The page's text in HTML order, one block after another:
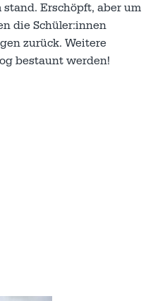
Erschöpft, aber um
die Schüler:innen
zurück. Weitere
bestaunt werden!